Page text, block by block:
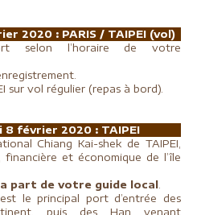
2020 : PARIS / TAIPEI (vol)
selon l’horaire de votre
sur vol régulier (repas à bord).
8 février 2020 : TAIPEI
Chiang Kai-shek de TAIPEI,
et économique de l’île
part de votre guide local
est le principal port d’entrée des
puis des Han venant